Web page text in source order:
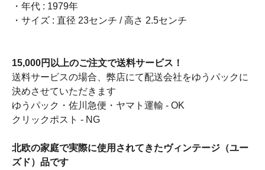
・年代 : 1979年
・サイズ : 直径 23センチ / 高さ 2.5センチ
15,000円以上のご注文で送料サービス！
送料サービスの場合、弊店にて配送会社をゆうパックに
決めさせていただきます
ゆうパック・佐川急便・ヤマト運輸 - OK
クリックポスト - NG
北欧の家庭で実際に使用されてきたヴィンテージ（ユー
ズド）品です